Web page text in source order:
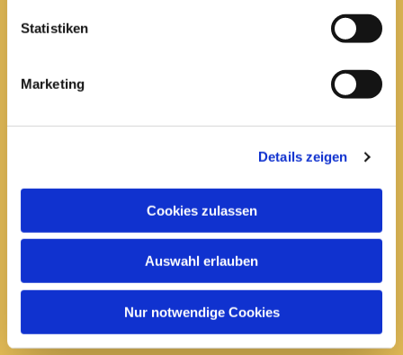
Statistiken
Marketing
Details zeigen
Cookies zulassen
Auswahl erlauben
Nur notwendige Cookies
Öffnungszeiten:
10 bis 12 Uhr
14 bis 16 Uhr
Büro Ilmenau
Unterpörlitzer Str. 15
Ilmenau, 98693
03677 202571